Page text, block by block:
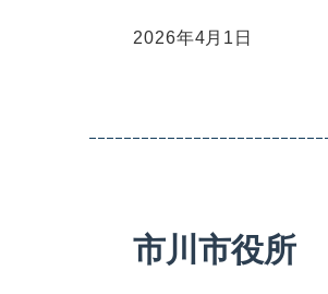
2026年4月1日
市川市役所